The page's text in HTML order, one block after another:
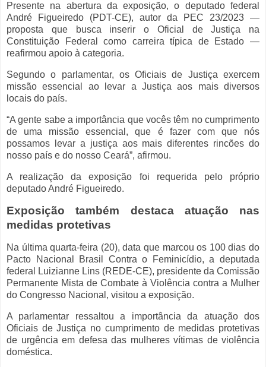
Presente na abertura da exposição, o deputado federal
André Figueiredo (PDT-CE), autor da PEC 23/2023 —
proposta que busca inserir o Oficial de Justiça na
Constituição Federal como carreira típica de Estado —
reafirmou apoio à categoria.
Segundo o parlamentar, os Oficiais de Justiça exercem
missão essencial ao levar a Justiça aos mais diversos
locais do país.
“A gente sabe a importância que vocês têm no cumprimento
de uma missão essencial, que é fazer com que nós
possamos levar a justiça aos mais diferentes rincões do
nosso país e do nosso Ceará”, afirmou.
A realização da exposição foi requerida pelo próprio
deputado André Figueiredo.
Exposição também destaca atuação nas
medidas protetivas
Na última quarta-feira (20), data que marcou os 100 dias do
Pacto Nacional Brasil Contra o Feminicídio, a deputada
federal Luizianne Lins (REDE-CE), presidente da Comissão
Permanente Mista de Combate à Violência contra a Mulher
do Congresso Nacional, visitou a exposição.
A parlamentar ressaltou a importância da atuação dos
Oficiais de Justiça no cumprimento de medidas protetivas
de urgência em defesa das mulheres vítimas de violência
doméstica.